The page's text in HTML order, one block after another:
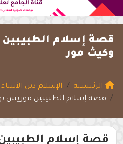
قصة إسلام
وكيث مور
الرئيسية الإسلام دين الأنبياء
قصة إسلام الطبيبين موريس
قصة إسلام